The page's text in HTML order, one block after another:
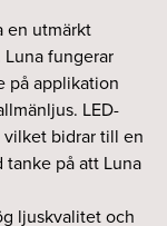
en utmärkt
fungerar
på applikation
LED-
bidrar till en
på att Luna
ljuskvalitet och